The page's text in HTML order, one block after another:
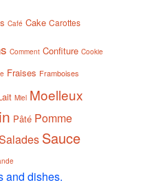
Café Cake Carottes
Comment Confiture Cookie
Fraises Framboises
Miel Moelleux
Pâté Pomme
Sauce
and dishes.